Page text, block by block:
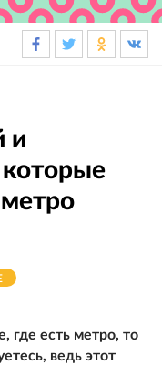
и
где есть метро, то
ведь этот